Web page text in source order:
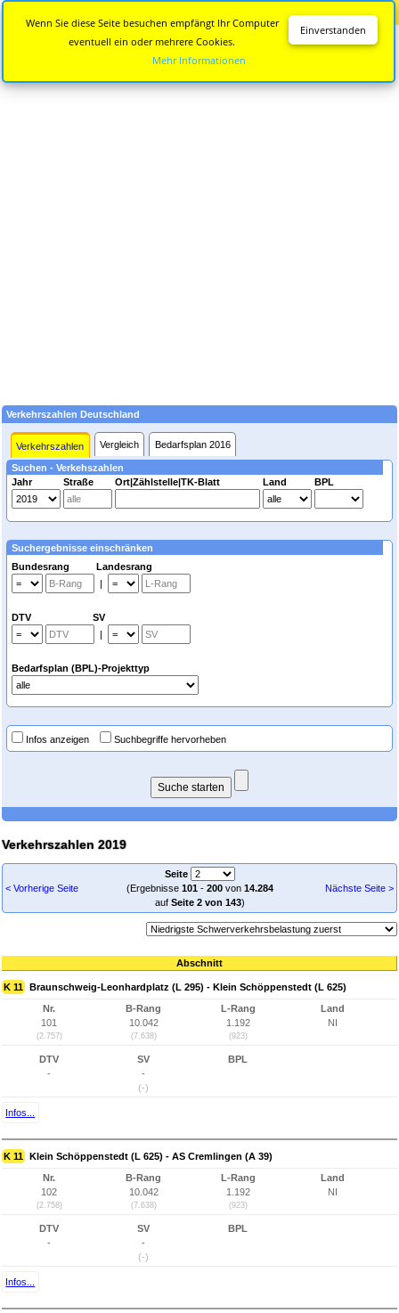
Verkehrszahlen Deutschland
Verkehrszahlen Vergleich Bedarfsplan 2016
Suchen - Verkehszahlen
Jahr
Straße Ort|Zählstelle|TK-Blatt Land BPL
Suchergebnisse einschränken
Bundesrang Landesrang
|
DTV SV
|
Bedarfsplan (BPL)-Projekttyp
Infos anzeigen Suchbegriffe hervorheben
Verkehrszahlen 2019
< Vorherige Seite
Seite
(Ergebnisse 101- 200von 14.284
auf Seite 2 von 143)
Nächste Seite >
Abschnitt
K 11 Braunschweig-Leonhardplatz (L 295) - Klein Schöppenstedt (L 625)
Nr.
101
(2.757)
B-Rang
10.042
(7.638)
L-Rang
1.192
(923)
Land
NI
DTV
-
SV
-
(-)
BPL
Infos...
K 11 Klein Schöppenstedt (L 625) - AS Cremlingen (A 39)
Nr.
102
(2.758)
B-Rang
10.042
(7.638)
L-Rang
1.192
(923)
Land
NI
DTV
-
SV
-
(-)
BPL
Infos...
Einverstanden
Wenn Sie diese Seite besuchen empfängt Ihr Computer
eventuell ein oder mehrere Cookies.
Mehr Informationen